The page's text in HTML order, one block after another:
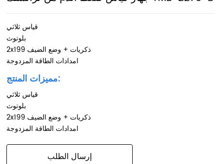
قياس ثلاثي
بلوتوث
2x199 ذكريات + وضع الضيف
امدادات الطاقة المزدوجة
مميزات المنتج:
قياس ثلاثي
بلوتوث
2x199 ذكريات + وضع الضيف
امدادات الطاقة المزدوجة
إرسال الطلب